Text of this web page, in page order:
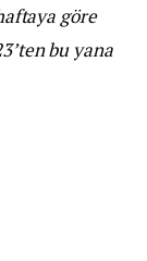
göre
bu yana